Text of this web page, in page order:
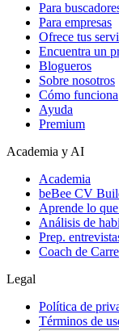
Para
Para empresas
Ofrece tus
Encuentra un
Blogueros
Sobre nosotros
Cómo funciona
Ayuda
Premium
Academia y AI
Academia
beBee CV
Aprende lo
Análisis de
Prep.
Coach de
Legal
Política de
Términos de